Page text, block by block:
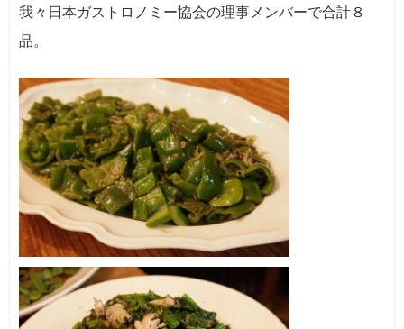
我々日本ガストロノミー協会の理事メンバーで合計８
品。